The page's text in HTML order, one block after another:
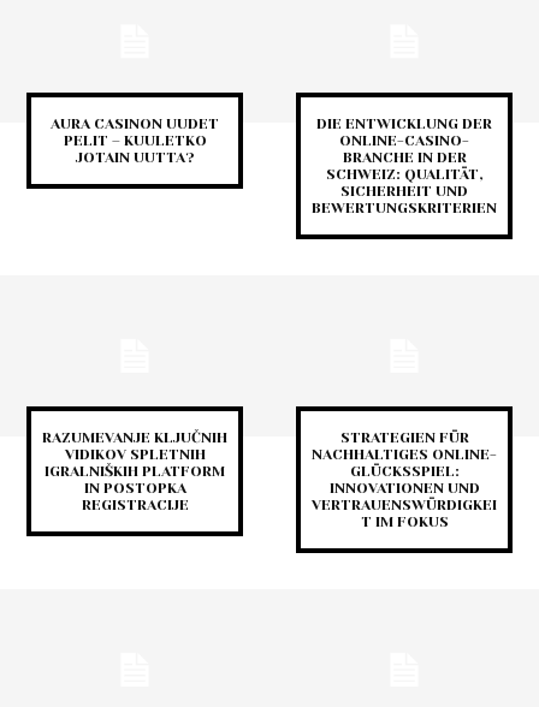
AURA CASINON UUDET
PELIT – KUULETKO
JOTAIN UUTTA?
DIE ENTWICKLUNG DER
ONLINE-CASINO-
BRANCHE IN DER
SCHWEIZ: QUALITÄT,
SICHERHEIT UND
BEWERTUNGSKRITERIEN
RAZUMEVANJE KLJUČNIH
VIDIKOV SPLETNIH
IGRALNIŠKIH PLATFORM
IN POSTOPKA
REGISTRACIJE
STRATEGIEN FÜR
NACHHALTIGES ONLINE-
GLÜCKSSPIEL:
INNOVATIONEN UND
VERTRAUENSWÜRDIGKEI
T IM FOKUS